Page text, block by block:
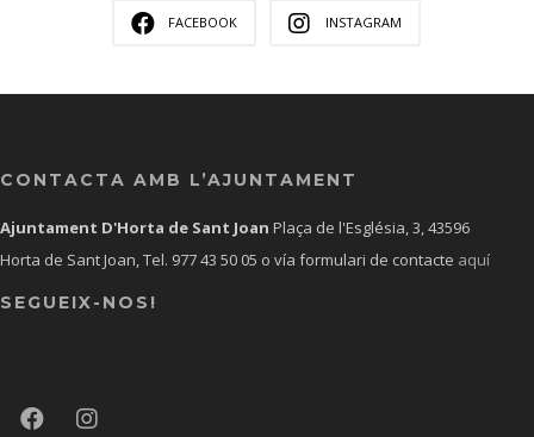
FACEBOOK INSTAGRAM
CONTACTA AMB L’AJUNTAMENT
Ajuntament D'Horta de Sant Joan Plaça de l'Església, 3, 43596
Horta de Sant Joan, Tel. 977 43 50 05 o vía formulari de contacte aquí
SEGUEIX-NOS!